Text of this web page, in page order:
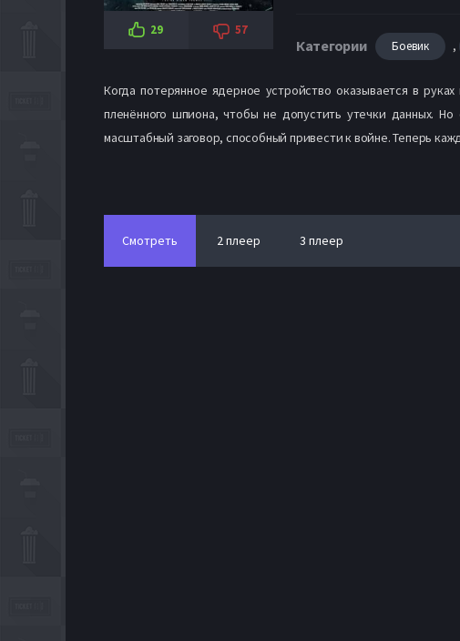
29 57
Категории Боевик ,
Когда потерянное ядерное устройство оказывается в
пленённого шпиона, чтобы не допустить утечки данных.
масштабный заговор, способный привести к войне. Теперь
Смотреть 2 плеер 3 плеер